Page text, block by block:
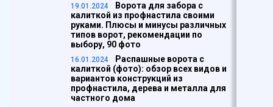
19.01.2024
Ворота для забора с
калиткой из профнастила своими
руками. Плюсы и минусы различных
типов ворот, рекомендации по
выбору, 90 фото
16.01.2024
Распашные ворота с
калиткой (фото): обзор всех видов и
вариантов конструкций из
профнастила, дерева и металла для
частного дома